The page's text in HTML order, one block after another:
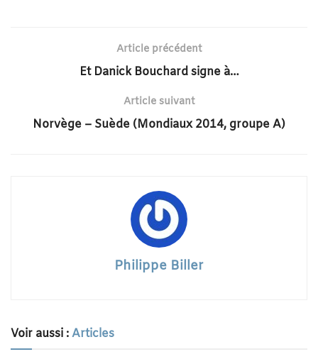
Article précédent
Et Danick Bouchard signe à…
Article suivant
Norvège – Suède (Mondiaux 2014, groupe A)
Philippe Biller
Voir aussi :Articles